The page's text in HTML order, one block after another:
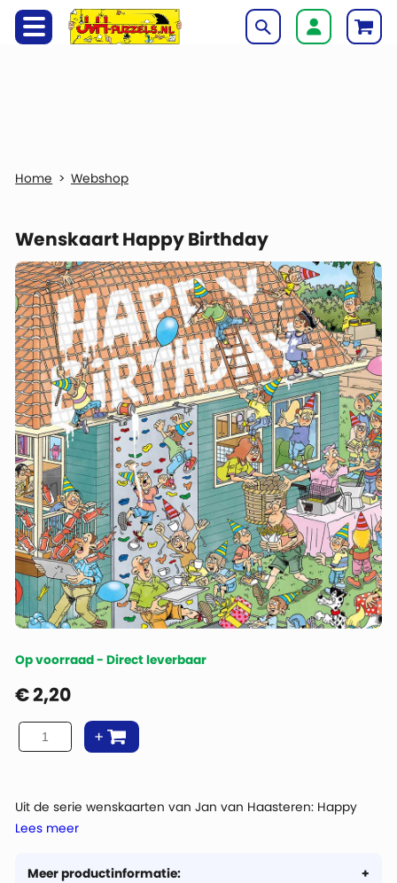
Webshop
Meer productinformatie:
Wenskaart Happy Birthday
Op voorraad - Direct leverbaar
Uit de serie wenskaarten van Jan van Haasteren: Happy
Birthday
Lees meer
€2,20